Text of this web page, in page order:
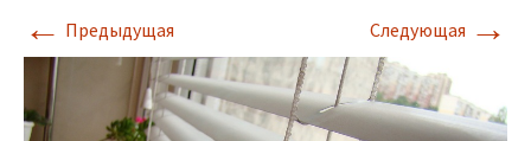
← Предыдущая Следующая →